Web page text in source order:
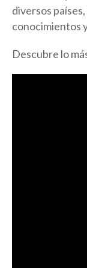
diversos
conocimientos
Descubre lo